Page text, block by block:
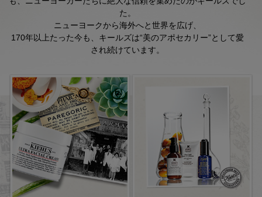
た。
ニューヨークから海外へと世界を広げ、
170年以上たった今も、キールズは“美のアポセカリー”として愛
され続けています。